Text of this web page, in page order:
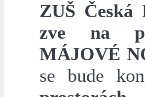
ZUŠ Česká
zve na
MÁJOVÉ
se bude